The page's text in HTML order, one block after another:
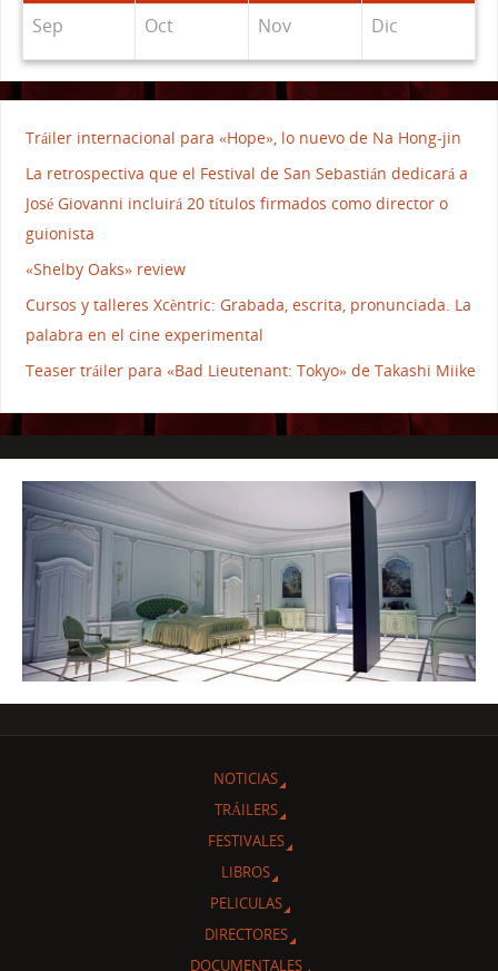
Sep Oct Nov Dic
Tráiler internacional para «Hope», lo nuevo de Na Hong-jin
La retrospectiva que el Festival de San Sebastián dedicará a
José Giovanni incluirá 20 títulos firmados como director o
guionista
«Shelby Oaks» review
Cursos y talleres Xcèntric: Grabada, escrita, pronunciada. La
palabra en el cine experimental
Teaser tráiler para «Bad Lieutenant: Tokyo» de Takashi Miike
NOTICIAS
TRÁILERS
FESTIVALES
LIBROS
PELICULAS
DIRECTORES
DOCUMENTALES